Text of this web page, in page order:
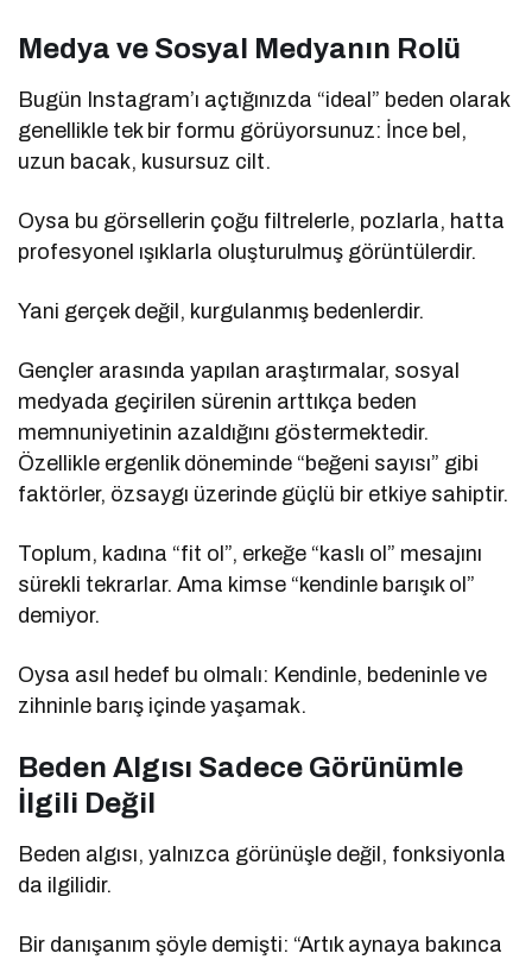
Medya ve Sosyal Medyanın Rolü
Bugün Instagram’ı açtığınızda “ideal” beden olarak
genellikle tek bir formu görüyorsunuz: İnce bel,
uzun bacak, kusursuz cilt.
Oysa bu görsellerin çoğu filtrelerle, pozlarla, hatta
profesyonel ışıklarla oluşturulmuş görüntülerdir.
Yani gerçek değil, kurgulanmış bedenlerdir.
Gençler arasında yapılan araştırmalar, sosyal
medyada geçirilen sürenin arttıkça beden
memnuniyetinin azaldığını göstermektedir.
Özellikle ergenlik döneminde “beğeni sayısı” gibi
faktörler, özsaygı üzerinde güçlü bir etkiye sahiptir.
Toplum, kadına “fit ol”, erkeğe “kaslı ol” mesajını
sürekli tekrarlar. Ama kimse “kendinle barışık ol”
demiyor.
Oysa asıl hedef bu olmalı: Kendinle, bedeninle ve
zihninle barış içinde yaşamak.
Beden Algısı Sadece Görünümle
İlgili Değil
Beden algısı, yalnızca görünüşle değil, fonksiyonla
da ilgilidir.
Bir danışanım şöyle demişti: “Artık aynaya bakınca